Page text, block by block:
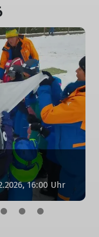
16:00 Uhr